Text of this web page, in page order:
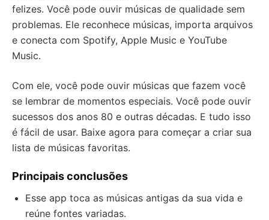
felizes. Você pode ouvir músicas de qualidade sem
problemas. Ele reconhece músicas, importa arquivos
e conecta com Spotify, Apple Music e YouTube
Music.
Com ele, você pode ouvir músicas que fazem você
se lembrar de momentos especiais. Você pode ouvir
sucessos dos anos 80 e outras décadas. E tudo isso
é fácil de usar. Baixe agora para começar a criar sua
lista de músicas favoritas.
Principais conclusões
Esse app toca as músicas antigas da sua vida e
reúne fontes variadas.